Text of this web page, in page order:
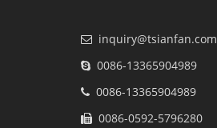
inquiry@tsianfan.com
0086-13365904989
0086-13365904989
0086-0592-5796280